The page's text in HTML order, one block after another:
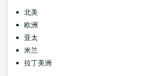
北美
欧洲
亚太
米兰
拉丁美洲